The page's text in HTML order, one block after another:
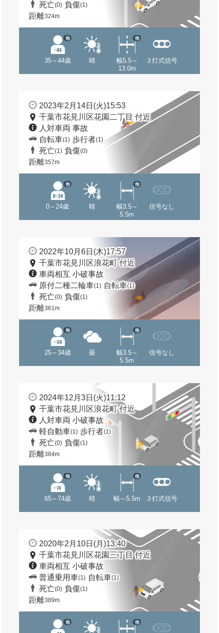
死亡(0) 負傷(1)
距離324m
35～44歳
他
晴
幅5.5～
13.0m
他
３灯式信号
2023年2月14日(火)15:53
千葉市花見川区花園二丁目 付近
人対車両 事故
自転車(1) 歩行者(1)
死亡(1) 負傷(0)
距離357m
0～24歳
他
晴
幅3.5～
5.5m
他
信号なし
2022年10月6日(木)17:57
千葉市花見川区浪花町 付近
車両相互 小破事故
原付二種二輪車(1) 自転車(1)
死亡(0) 負傷(1)
距離361m
25～34歳
他
曇
幅3.5～
5.5m
他
信号なし
2024年12月3日(火)11:12
千葉市花見川区浪花町 付近
人対車両 小破事故
軽自動車(1) 歩行者(1)
死亡(0) 負傷(1)
距離384m
65～74歳
他
晴 幅～5.5m
他
３灯式信号
2020年2月10日(月)13:40
千葉市花見川区花園三丁目 付近
車両相互 小破事故
普通乗用車(1) 自転車(1)
死亡(0) 負傷(1)
距離389m
他 他